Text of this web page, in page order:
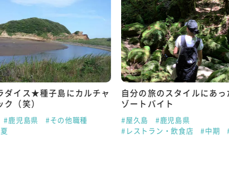
ダイス★種子島にカルチャ
（笑）
#鹿児島県
#その他職種
自分の旅のスタイルにあ
ゾートバイト
#屋久島
#鹿児島県
#レストラン・飲食店
#中期